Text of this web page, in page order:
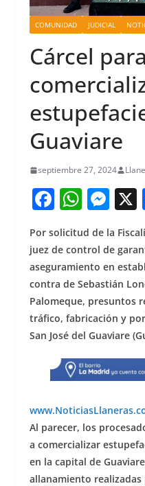
COMUNIDAD JUDICIAL
Cárcel
Guaviare
septiembre 27, 2024
F
a
c
e
b
o
o
k
W
h
at
s
A
p
p
M
ss
e
n
g
er
Por solicitud de la
juez de control de
aseguramiento en
contra de Sebastián
Palomeque, presuntos
tráfico, fabricación y
San José del Guaviare
Al parecer, los
a comercializar
en la capital de
allanamiento